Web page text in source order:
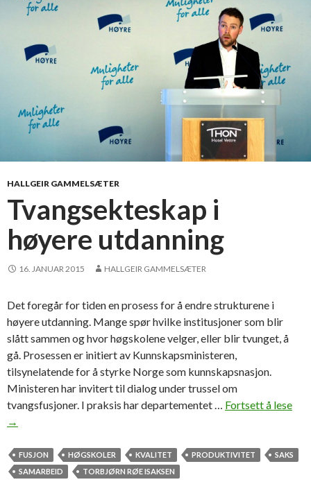
d
f
r
g
i
e
r
d
i
l
ø
s
r
o
n
HALLGEIR GAMMELSÆTER
Tvangsekteskap i
høyere utdanning
16. JANUAR 2015 HALLGEIR GAMMELSÆTER
Det foregår for tiden en prosess for å endre strukturene i
høyere utdanning. Mange spør hvilke institusjoner som blir
slått sammen og hvor høgskolene velger, eller blir tvunget, å
gå. Prosessen er initiert av Kunnskapsministeren,
tilsynelatende for å styrke Norge som kunnskapsnasjon.
Ministeren har invitert til dialog under trussel om
tvangsfusjoner. I praksis har departementet … Fortsett å lese
n
→
FUSJON HØGSKOLER KVALITET PRODUKTIVITET
SAKS
SAMARBEID
TORBJØRN RØE ISAKSEN